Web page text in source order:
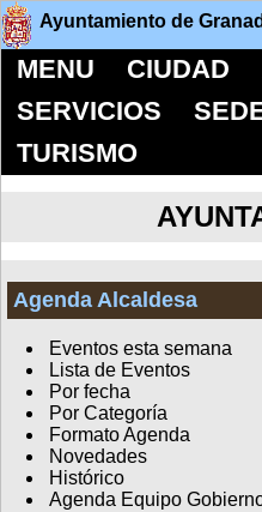
Ayuntamiento de
MENU CIUDAD
SERVICIOS
TURISMO
Agenda Alcaldesa
Eventos esta semana
Lista de Eventos
Por fecha
Por Categoría
Formato Agenda
Novedades
Histórico
Agenda Equipo